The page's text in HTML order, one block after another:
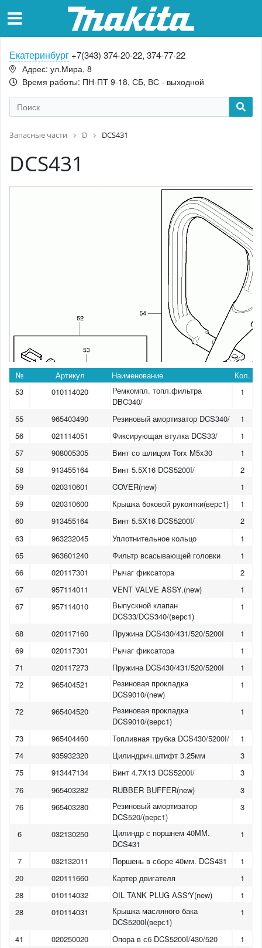
Екатеринбург +7(343) 374-20-22, 374-77-22
Адрес: ул.Мира, 8
Время работы: ПН-ПТ 9-18, СБ, ВС - выходной
Запасные части D DCS431
DCS431
1 3 5 6 7 8
№ Артикул Наименование
Кол.
53
010114020
Ремкомпл. топл.фильтра
DBC340/
1
55 965403490 Резиновый амортизатор DCS340/
1
56
021114051 Фиксирующая втулка DCS33/
1
57
908005305 Винт со шлицом Torx M5x30
1
58
913455164 Винт 5.5X16 DCS5200I/
2
59
020310601 COVER(new)
1
59
020310600 Крышка боковой рукоятки(верс1)
1
60
913455164 Винт 5.5X16 DCS5200I/
2
63
963232045 Уплотнительное кольцо
1
65
963601240 Фильтр всасывающей головки
1
66
020117301 Рычаг фиксатора
2
67
957114011 VENT VALVE ASSY.(new)
1
67
957114010
Выпускной клапан
DCS33/DCS340/(верс1)
1
68 020117160 Пружина DCS430/431/520/5200I
1
69
020117301 Рычаг фиксатора
1
71
020117273 Пружина DCS430/431/520/5200I
1
72
965404521
Резиновая прокладка
DCS9010/(new)
1
72 965404520
Резиновая прокладка
DCS9010/(верс1)
1
73 965404460 Топливная трубка DCS430/5200I/
1
74
935932320 Цилиндрич.штифт 3.25мм
3
75
913447134 Винт 4.7X13 DCS5200I/
3
76
965403282 RUBBER BUFFER(new)
3
76
965403280
Резиновый амортизатор
DCS520/(верс1)
3
6 032130250
Цилиндр с поршнем 40ММ.
DCS431
1
7 032132011 Поршень в сборе 40мм. DCS431
1
20
020111660 Картер двигателя
1
28
010114032 OIL TANK PLUG ASS'Y(new)
1
28
010114031
Крышка масляного бака
DCS5200I(верс1)
1
41 020250020 Опора в сб DCS5200I/430/520
1